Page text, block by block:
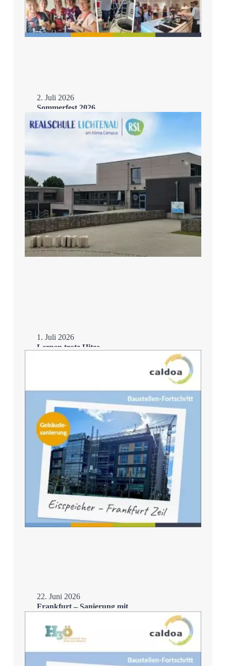
2. Juli 2026
Sommerfest 2026
Mehr
1. Juli 2026
Lernen trotz Hitze –
22. Juni 2026
Frankfurt – Sanierung mit
Mehr